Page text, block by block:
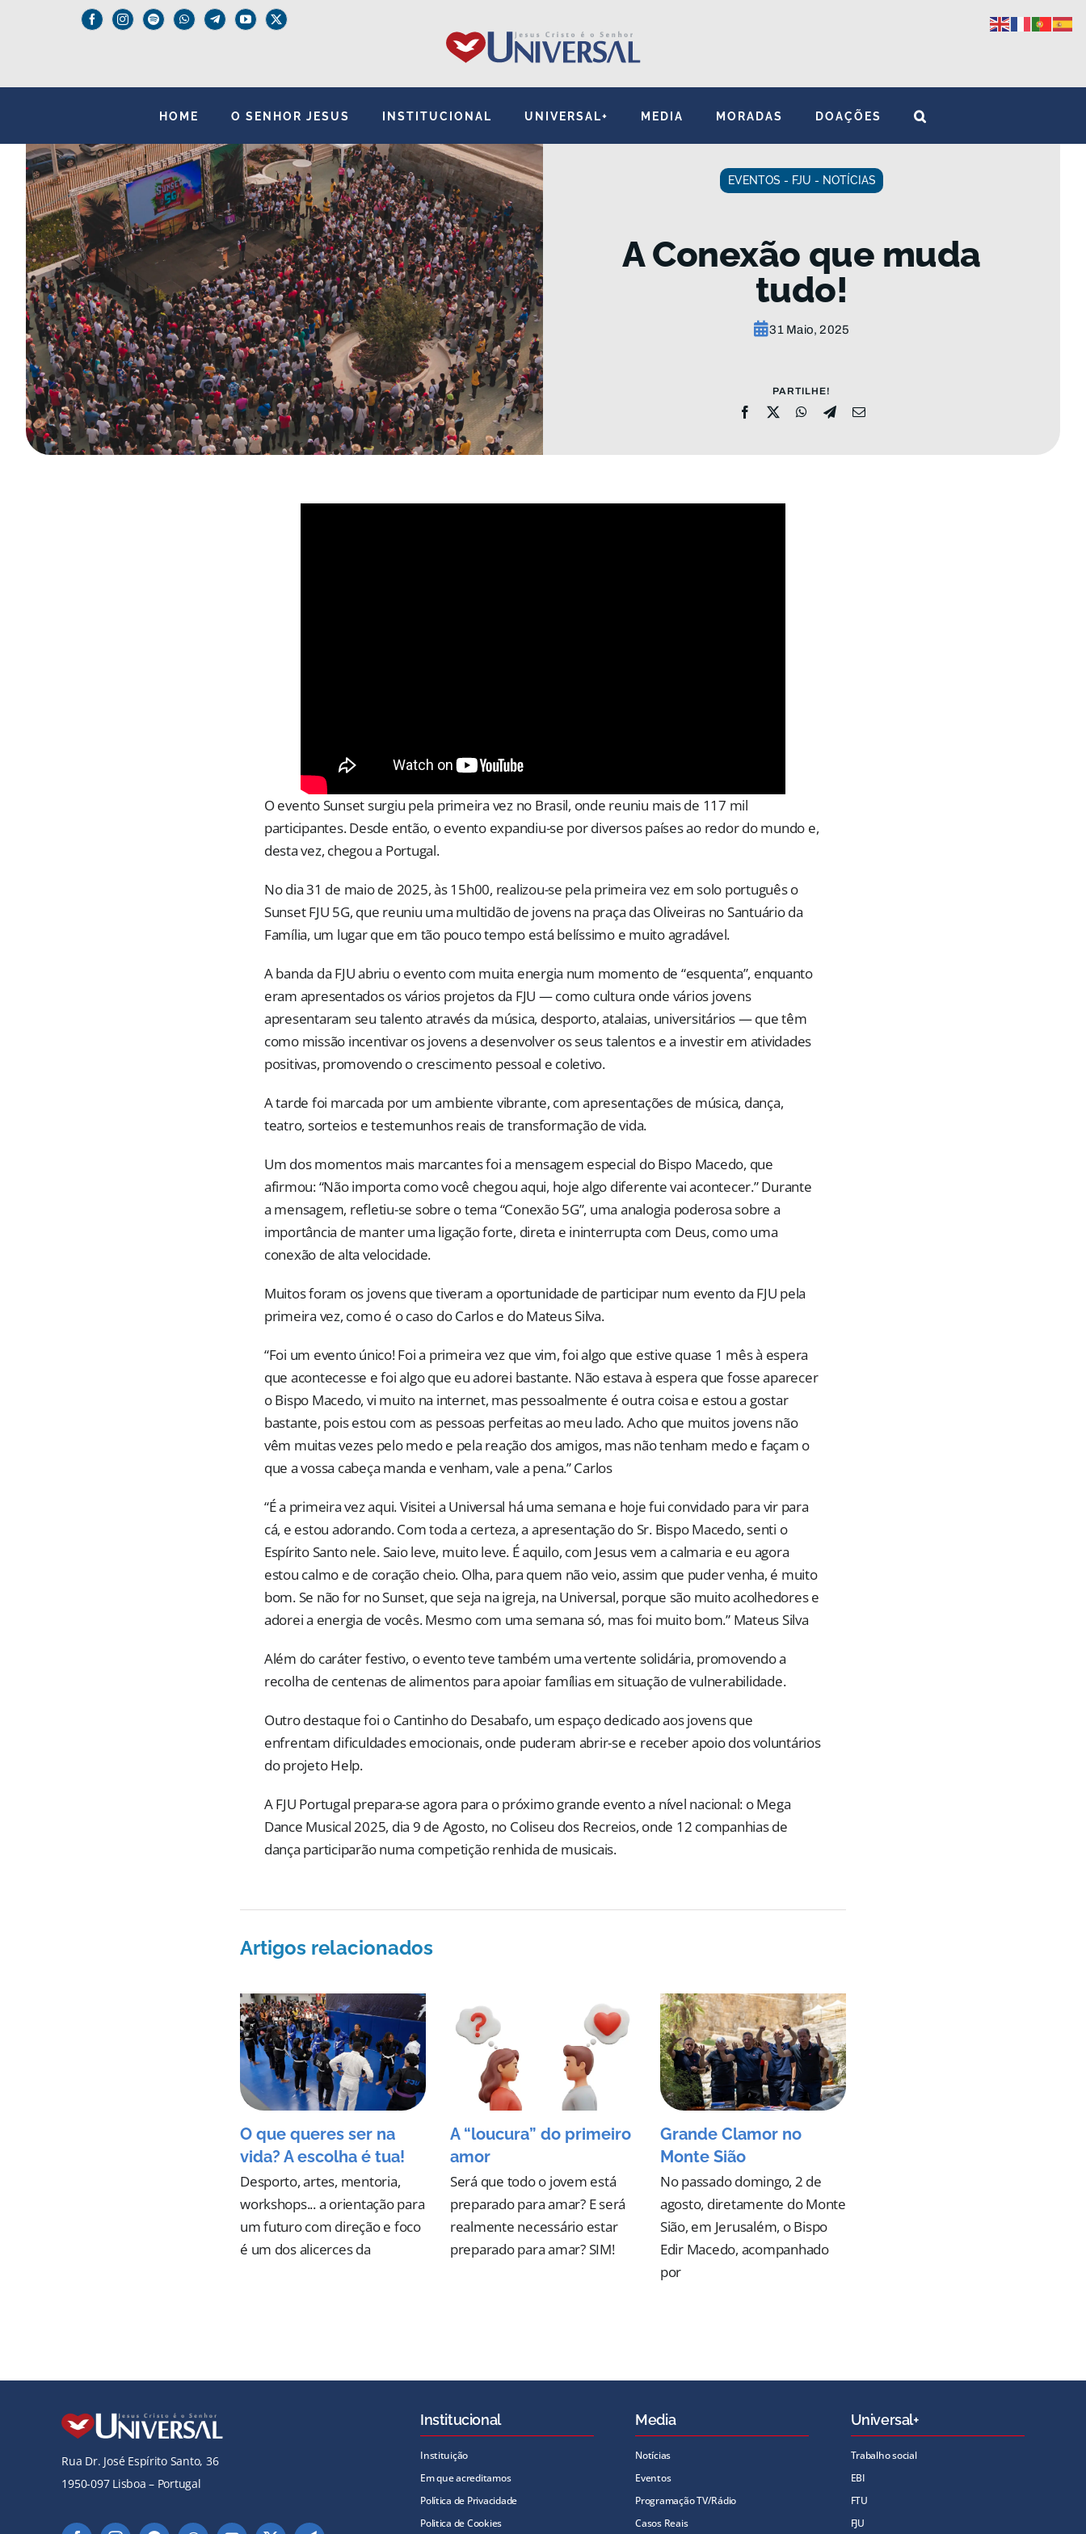
HOME O SENHOR JESUS INSTITUCIONAL UNIVERSAL+ MEDIA MORADAS DOAÇÕES
EVENTOS - FJU - NOTÍCIAS
A Conexão que muda
tudo!
31 Maio, 2025
PARTILHE!
O evento Sunset surgiu pela primeira vez no Brasil, onde reuniu mais de 117 mil
participantes. Desde então, o evento expandiu-se por diversos países ao redor do mundo e,
desta vez, chegou a Portugal.
No dia 31 de maio de 2025, às 15h00, realizou-se pela primeira vez em solo português o
Sunset FJU 5G, que reuniu uma multidão de jovens na praça das Oliveiras no Santuário da
Família, um lugar que em tão pouco tempo está belíssimo e muito agradável.
A banda da FJU abriu o evento com muita energia num momento de “esquenta”, enquanto
eram apresentados os vários projetos da FJU — como cultura onde vários jovens
apresentaram seu talento através da música, desporto, atalaias, universitários — que têm
como missão incentivar os jovens a desenvolver os seus talentos e a investir em atividades
positivas, promovendo o crescimento pessoal e coletivo.
A tarde foi marcada por um ambiente vibrante, com apresentações de música, dança,
teatro, sorteios e testemunhos reais de transformação de vida.
Um dos momentos mais marcantes foi a mensagem especial do Bispo Macedo, que
afirmou: “Não importa como você chegou aqui, hoje algo diferente vai acontecer.” Durante
a mensagem, refletiu-se sobre o tema “Conexão 5G”, uma analogia poderosa sobre a
importância de manter uma ligação forte, direta e ininterrupta com Deus, como uma
conexão de alta velocidade.
Muitos foram os jovens que tiveram a oportunidade de participar num evento da FJU pela
primeira vez, como é o caso do Carlos e do Mateus Silva.
“Foi um evento único! Foi a primeira vez que vim, foi algo que estive quase 1 mês à espera
que acontecesse e foi algo que eu adorei bastante. Não estava à espera que fosse aparecer
o Bispo Macedo, vi muito na internet, mas pessoalmente é outra coisa e estou a gostar
bastante, pois estou com as pessoas perfeitas ao meu lado. Acho que muitos jovens não
vêm muitas vezes pelo medo e pela reação dos amigos, mas não tenham medo e façam o
que a vossa cabeça manda e venham, vale a pena.” Carlos
“É a primeira vez aqui. Visitei a Universal há uma semana e hoje fui convidado para vir para
cá, e estou adorando. Com toda a certeza, a apresentação do Sr. Bispo Macedo, senti o
Espírito Santo nele. Saio leve, muito leve. É aquilo, com Jesus vem a calmaria e eu agora
estou calmo e de coração cheio. Olha, para quem não veio, assim que puder venha, é muito
bom. Se não for no Sunset, que seja na igreja, na Universal, porque são muito acolhedores e
adorei a energia de vocês. Mesmo com uma semana só, mas foi muito bom.” Mateus Silva
Além do caráter festivo, o evento teve também uma vertente solidária, promovendo a
recolha de centenas de alimentos para apoiar famílias em situação de vulnerabilidade.
Outro destaque foi o Cantinho do Desabafo, um espaço dedicado aos jovens que
enfrentam dificuldades emocionais, onde puderam abrir-se e receber apoio dos voluntários
do projeto Help.
A FJU Portugal prepara-se agora para o próximo grande evento a nível nacional: o Mega
Dance Musical 2025, dia 9 de Agosto, no Coliseu dos Recreios, onde 12 companhias de
dança participarão numa competição renhida de musicais.
Artigos relacionados
O que queres ser na
vida? A escolha é tua!
Desporto, artes, mentoria,
workshops... a orientação para
um futuro com direção e foco
é um dos alicerces da
A “loucura” do primeiro
amor
Será que todo o jovem está
preparado para amar? E será
realmente necessário estar
preparado para amar? SIM!
Grande Clamor no
Monte Sião
No passado domingo, 2 de
agosto, diretamente do Monte
Sião, em Jerusalém, o Bispo
Edir Macedo, acompanhado
por
Rua Dr. José Espírito Santo, 36
1950-097 Lisboa – Portugal
Institucional
Instituição
Em que acreditamos
Política de Privacidade
Politica de Cookies
Media
Notícias
Eventos
Programação TV/Rádio
Casos Reais
Universal+
Trabalho social
EBI
FTU
FJU